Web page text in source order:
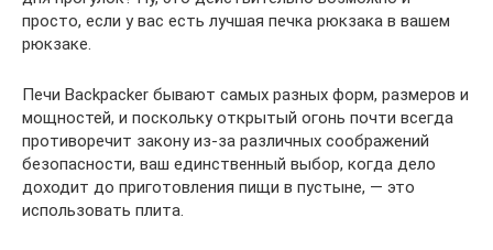
просто, если у вас есть лучшая печка рюкзака в вашем
рюкзаке.
Печи Backpacker бывают самых разных форм, размеров и
мощностей, и поскольку открытый огонь почти всегда
противоречит закону из-за различных соображений
безопасности, ваш единственный выбор, когда дело
доходит до приготовления пищи в пустыне, — это
использовать плита.